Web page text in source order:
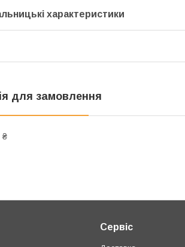
характеристики
для замовлення
₴
Сервіс